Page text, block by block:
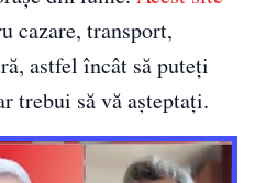
cazare, transport,
astfel încât să puteți
trebui să vă așteptați.